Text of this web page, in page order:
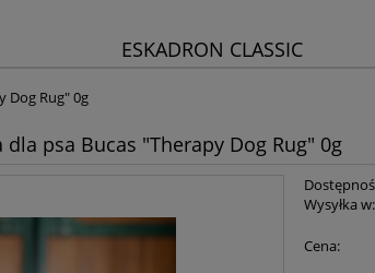
ESKADRON CLASSIC
Dog Rug" 0g
psa Bucas "Therapy Dog Rug" 0g
Wysyłka w:
Cena: